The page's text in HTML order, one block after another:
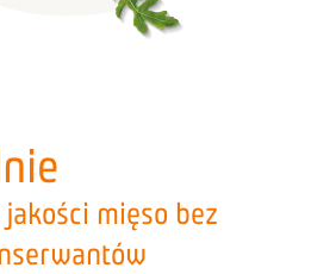
mięso bez